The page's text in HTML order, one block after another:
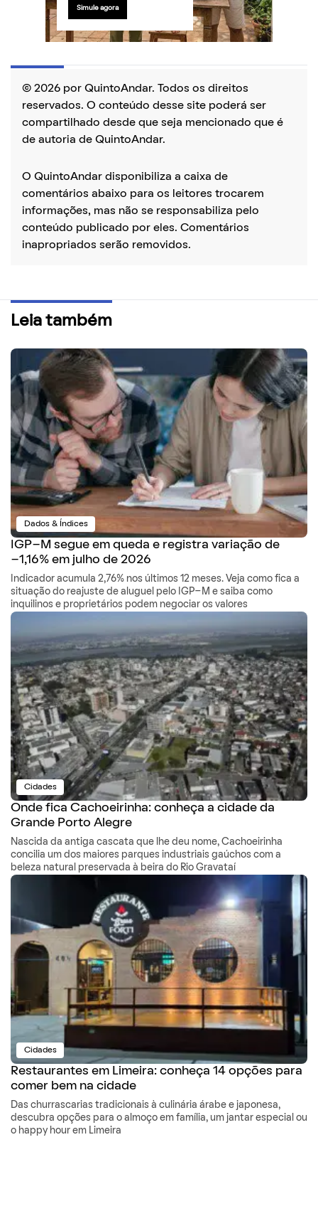
Simule agora
© 2026 por QuintoAndar. Todos os direitos
reservados. O conteúdo desse site poderá ser
compartilhado desde que seja mencionado que é
de autoria de QuintoAndar.
O QuintoAndar disponibiliza a caixa de
comentários abaixo para os leitores trocarem
informações, mas não se responsabiliza pelo
conteúdo publicado por eles. Comentários
inapropriados serão removidos.
Leia também
Dados & Índices
IGP-M segue em queda e registra variação de
-1,16% em julho de 2026
Indicador acumula 2,76% nos últimos 12 meses. Veja como fica a
situação do reajuste de aluguel pelo IGP-M e saiba como
inquilinos e proprietários podem negociar os valores
Cidades
Onde fica Cachoeirinha: conheça a cidade da
Grande Porto Alegre
Nascida da antiga cascata que lhe deu nome, Cachoeirinha
concilia um dos maiores parques industriais gaúchos com a
beleza natural preservada à beira do Rio Gravataí
Cidades
Restaurantes em Limeira: conheça 14 opções para
comer bem na cidade
Das churrascarias tradicionais à culinária árabe e japonesa,
descubra opções para o almoço em família, um jantar especial ou
o happy hour em Limeira